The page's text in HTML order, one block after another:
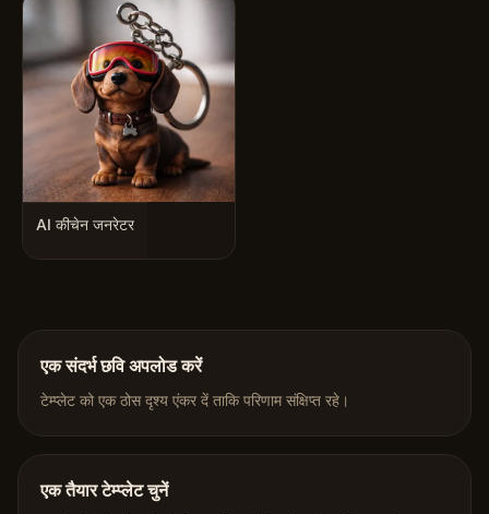
AI कीचेन जनरेटर
एक संदर्भ छवि अपलोड करें
टेम्प्लेट को एक ठोस दृश्य एंकर दें ताकि परिणाम संक्षिप्त रहे।
एक तैयार टेम्प्लेट चुनें